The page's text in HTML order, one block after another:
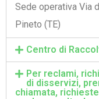
Sede operativa Via
Pineto (TE)
Centro di
Per reclami,
di disservizi,
chiamata,